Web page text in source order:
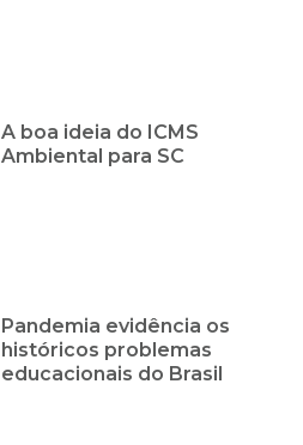
A boa ideia do ICMS
Ambiental para SC
Pandemia evidência os
históricos problemas
educacionais do Brasil